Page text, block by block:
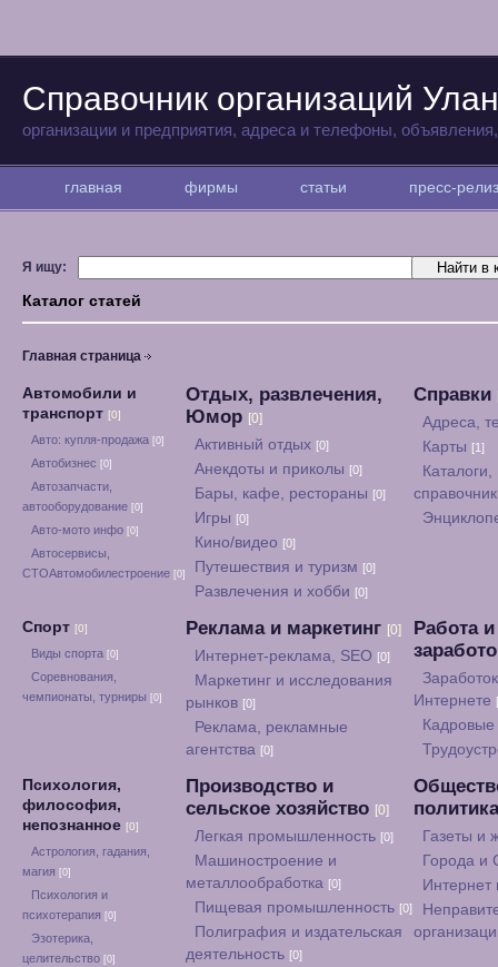
Справочник организаций
организации и предприятия, адреса и телефоны,
главная фирмы статьи пресс-
Я ищу:
Каталог статей
Главная страница
Автомобили и
транспорт [0]
Авто: купля-продажа [0]
Автобизнес [0]
Автозапчасти,
автооборудование [0]
Авто-мото инфо [0]
Автосервисы,
СТОАвтомобилестроение [0]
Отдых, развлечения,
Юмор [0]
Активный отдых [0]
Анекдоты и приколы [0]
Бары, кафе, рестораны [0]
Игры [0]
Кино/видео [0]
Путешествия и туризм [0]
Развлечения и хобби [0]
Справки
Адреса,
Карты [1]
Каталоги,
Спорт [0]
Виды спорта [0]
Соревнования,
чемпионаты, турниры [0]
Реклама и маркетинг [0]
Интернет-реклама, SEO [0]
Маркетинг и исследования
рынков [0]
Реклама, рекламные
агентства [0]
Работа и
Интернете
Кадровые
Психология,
философия,
непознанное [0]
Астрология, гадания,
магия [0]
Психология и
психотерапия [0]
Эзотерика,
целительство [0]
Производство и
сельское хозяйство [0]
Легкая промышленность [0]
Машиностроение и
металлообработка [0]
Пищевая промышленность [0]
Полиграфия и издательская
деятельность [0]
Газеты и
Города и